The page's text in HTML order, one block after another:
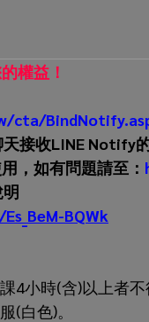
權益！
接收LINE Notify
，如有問題請至：
BQWk
4小時(含)以上者不
(白色)。